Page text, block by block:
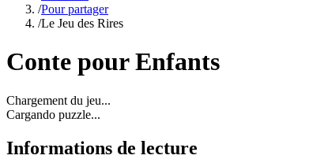
/Pour partager
/Le Jeu des Rires
Conte pour Enfants
Chargement du jeu...
Cargando puzzle...
Informations de lecture